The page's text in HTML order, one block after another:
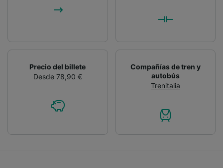
Precio del billete
Desde 78,90 €
Compañías de tren y
autobús
Trenitalia